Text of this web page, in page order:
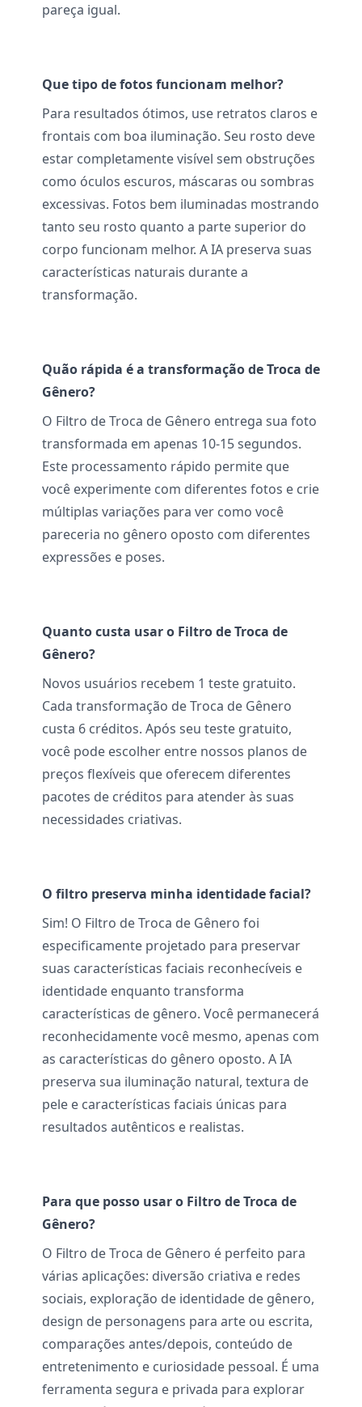
pareça igual.
Que tipo de fotos funcionam melhor?
Para resultados ótimos, use retratos claros e
frontais com boa iluminação. Seu rosto deve
estar completamente visível sem obstruções
como óculos escuros, máscaras ou sombras
excessivas. Fotos bem iluminadas mostrando
tanto seu rosto quanto a parte superior do
corpo funcionam melhor. A IA preserva suas
características naturais durante a
transformação.
Quão rápida é a transformação de Troca de
Gênero?
O Filtro de Troca de Gênero entrega sua foto
transformada em apenas 10-15 segundos.
Este processamento rápido permite que
você experimente com diferentes fotos e crie
múltiplas variações para ver como você
pareceria no gênero oposto com diferentes
expressões e poses.
Quanto custa usar o Filtro de Troca de
Gênero?
Novos usuários recebem 1 teste gratuito.
Cada transformação de Troca de Gênero
custa 6 créditos. Após seu teste gratuito,
você pode escolher entre nossos planos de
preços flexíveis que oferecem diferentes
pacotes de créditos para atender às suas
necessidades criativas.
O filtro preserva minha identidade facial?
Sim! O Filtro de Troca de Gênero foi
especificamente projetado para preservar
suas características faciais reconhecíveis e
identidade enquanto transforma
características de gênero. Você permanecerá
reconhecidamente você mesmo, apenas com
as características do gênero oposto. A IA
preserva sua iluminação natural, textura de
pele e características faciais únicas para
resultados autênticos e realistas.
Para que posso usar o Filtro de Troca de
Gênero?
O Filtro de Troca de Gênero é perfeito para
várias aplicações: diversão criativa e redes
sociais, exploração de identidade de gênero,
design de personagens para arte ou escrita,
comparações antes/depois, conteúdo de
entretenimento e curiosidade pessoal. É uma
ferramenta segura e privada para explorar